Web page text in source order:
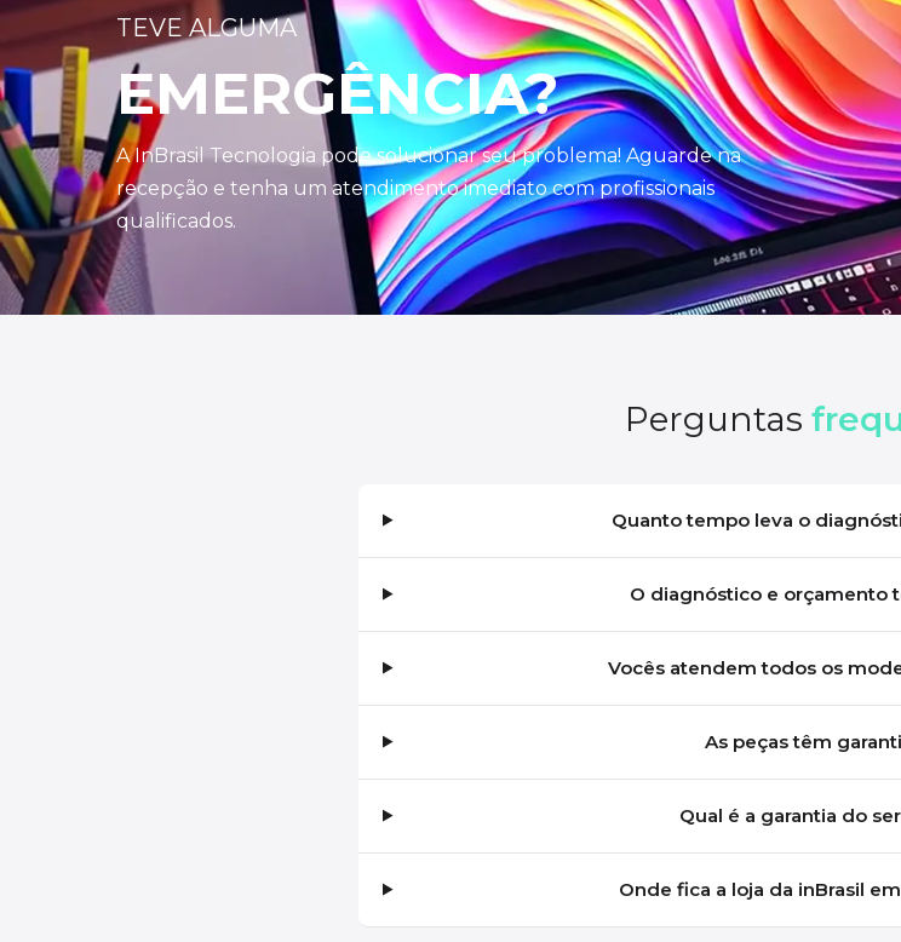
TEVE ALGUMA
EMERGÊNCIA?
A InBrasil Tecnologia pode solucionar seu problema! Aguarde na
recepção e tenha um atendimento imediato com profissionais
qualificados.
Perguntas
Quanto tempo leva o
O diagnóstico e orçamento
Vocês atendem todos os
As peças têm
Qual é a garantia do
Onde fica a loja da inBrasil